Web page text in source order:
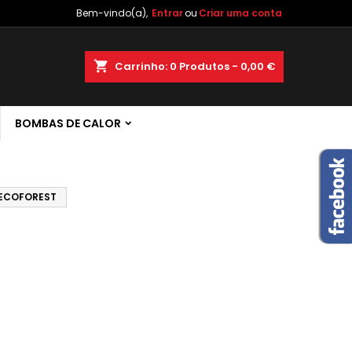
Bem-vindo(a), Entrarou Criar uma conta
shopping_cart Carrinho: 0 Produtos - 0,00 €
BOMBAS DE CALOR